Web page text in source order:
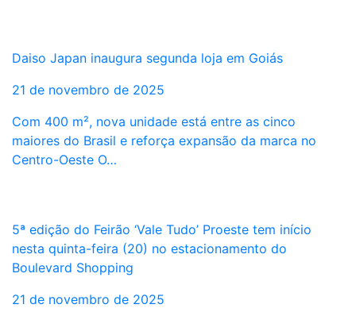
Daiso Japan inaugura segunda loja em Goiás
21 de novembro de 2025
Com 400 m², nova unidade está entre as cinco
maiores do Brasil e reforça expansão da marca no
Centro-Oeste O…
5ª edição do Feirão ‘Vale Tudo’ Proeste tem início
nesta quinta-feira (20) no estacionamento do
Boulevard Shopping
21 de novembro de 2025